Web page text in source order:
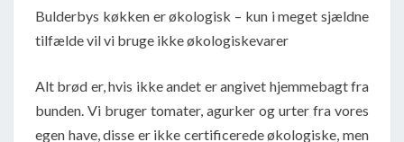
Bulderbys køkken er økologisk – kun i meget sjældne
tilfælde vil vi bruge ikke økologiskevarer
Alt brød er, hvis ikke andet er angivet hjemmebagt fra
bunden. Vi bruger tomater, agurker og urter fra vores
egen have, disse er ikke certificerede økologiske, men